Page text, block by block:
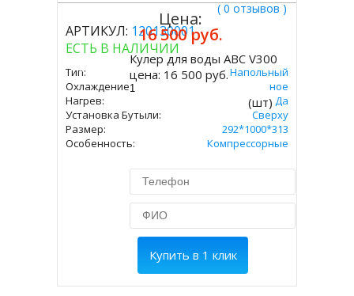
( 0 отзывов )
АРТИКУЛ: 120130001
ЕСТЬ В НАЛИЧИИ
Тип:
Напольный
Охлаждение:
Компрессорное
Нагрев:
Да
Установка Бутыли:
Сверху
Размер:
292*1000*313
Особенность:
Компрессорные
Цена:
16 500 руб.
Купить
Кулер для воды ABC V300
цена: 16 500 руб.
(шт)
Купить в 1 клик